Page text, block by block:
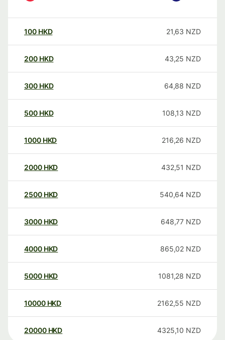
100 HKD 21,63 NZD
200 HKD 43,25 NZD
300 HKD 64,88 NZD
500 HKD 108,13 NZD
1000 HKD 216,26 NZD
2000 HKD 432,51 NZD
2500 HKD 540,64 NZD
3000 HKD 648,77 NZD
4000 HKD 865,02 NZD
5000 HKD 1081,28 NZD
10000 HKD 2162,55 NZD
20000 HKD 4325,10 NZD